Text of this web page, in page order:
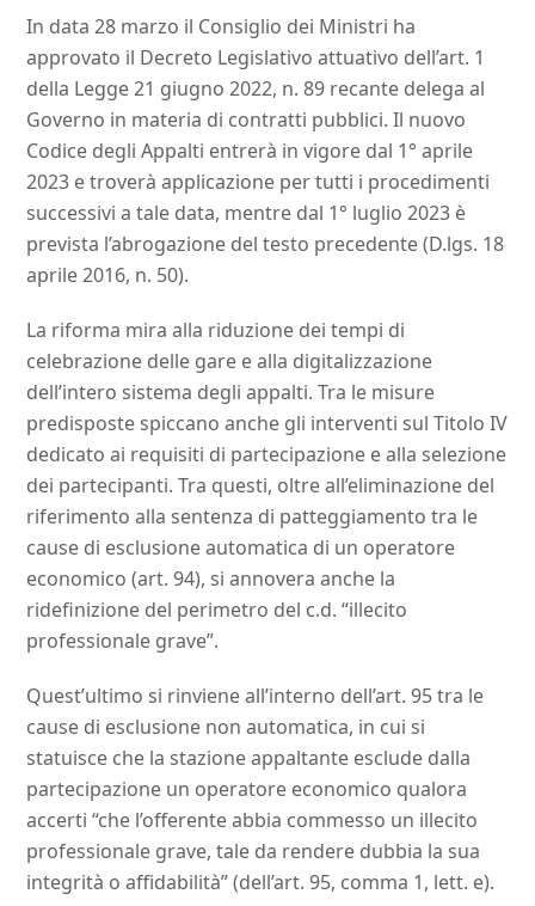
In data 28 marzo il Consiglio dei Ministri ha
approvato il Decreto Legislativo attuativo dell’art. 1
della Legge 21 giugno 2022, n. 89 recante delega al
Governo in materia di contratti pubblici. Il nuovo
Codice degli Appalti entrerà in vigore dal 1° aprile
2023 e troverà applicazione per tutti i procedimenti
successivi a tale data, mentre dal 1° luglio 2023 è
prevista l’abrogazione del testo precedente (D.lgs. 18
aprile 2016, n. 50).
La riforma mira alla riduzione dei tempi di
celebrazione delle gare e alla digitalizzazione
dell’intero sistema degli appalti. Tra le misure
predisposte spiccano anche gli interventi sul Titolo IV
dedicato ai requisiti di partecipazione e alla selezione
dei partecipanti. Tra questi, oltre all’eliminazione del
riferimento alla sentenza di patteggiamento tra le
cause di esclusione automatica di un operatore
economico (art. 94), si annovera anche la
ridefinizione del perimetro del c.d. “illecito
professionale grave”.
Quest’ultimo si rinviene all’interno dell’art. 95 tra le
cause di esclusione non automatica, in cui si
statuisce che la stazione appaltante esclude dalla
partecipazione un operatore economico qualora
accerti “che l’offerente abbia commesso un illecito
professionale grave, tale da rendere dubbia la sua
integrità o affidabilità” (dell’art. 95, comma 1, lett. e).